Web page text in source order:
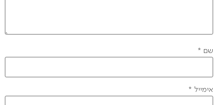
שם *
אימייל *